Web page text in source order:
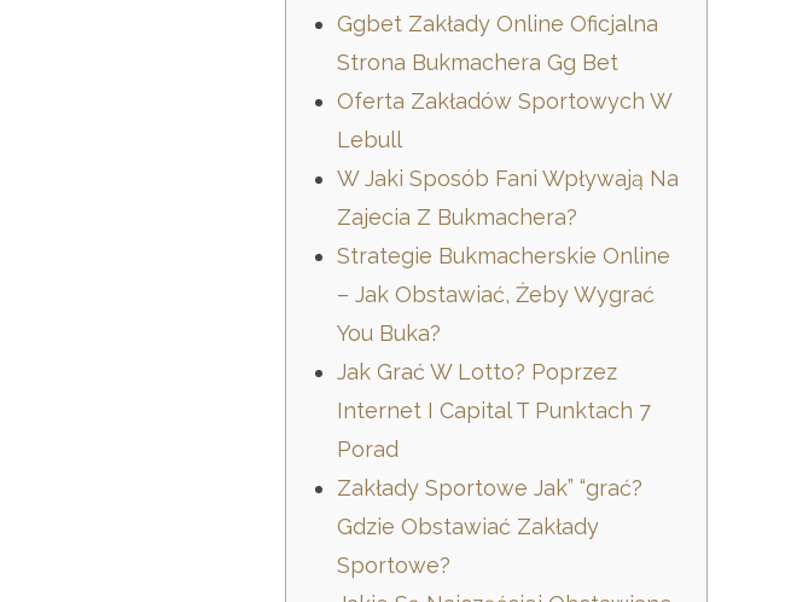
Ggbet Zakłady Online Oficjalna
Strona Bukmachera Gg Bet
Oferta Zakładów Sportowych W
Lebull
W Jaki Sposób Fani Wpływają Na
Zajecia Z Bukmachera?
Strategie Bukmacherskie Online
– Jak Obstawiać, Żeby Wygrać
You Buka?
Jak Grać W Lotto? Poprzez
Internet I Capital T Punktach 7
Porad
Zakłady Sportowe Jak” “grać?
Gdzie Obstawiać Zakłady
Sportowe?